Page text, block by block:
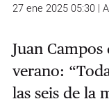
27 ene 2025 05:30 |
Juan
verano:
las seis de la